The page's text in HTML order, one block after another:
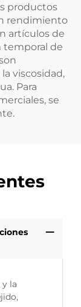
productos
rendimiento
artículos de
temporal de
viscosidad,
Para
se
la